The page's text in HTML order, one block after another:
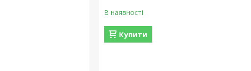
В наявності
Купити